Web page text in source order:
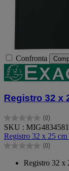
Confronta
Registro 32 x
(0)
0.0
su
5
stelle.
SKU : MIG4834581
Registro 32 x 25
(0)
0.0
Registro 32 x